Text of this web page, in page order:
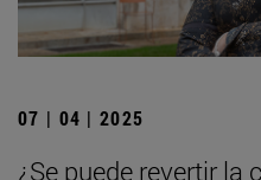
07 | 04 | 2025
¿Se puede revertir la